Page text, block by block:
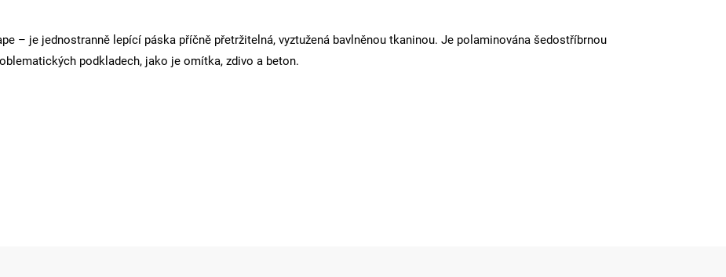
– je jednostranně lepící páska příčně přetržitelná, vyztužená bavlněnou tkaninou. Je polaminována šedostříbrnou
podkladech, jako je omítka, zdivo a beton.